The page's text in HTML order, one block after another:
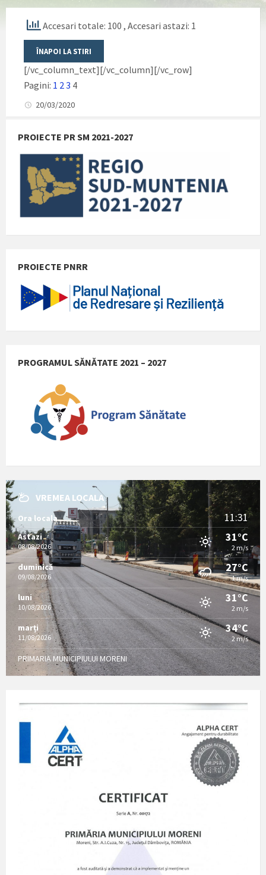
Accesari totale: 100 , Accesari astazi: 1
[/vc_column_text][/vc_column][/vc_row]
Pagini: 1 2 3 4
20/03/2020
PROIECTE PR SM 2021-2027
PROIECTE PNRR
PROGRAMUL SĂNĂTATE 2021 – 2027
VREMEA LOCALA
Ora locala 11:31
Astazi
08/08/2026
31°C
2 m/s
duminică
09/08/2026
27°C
1 m/s
luni
10/08/2026
31°C
2 m/s
marți
11/08/2026
34°C
2 m/s
PRIMARIA MUNICIPIULUI MORENI